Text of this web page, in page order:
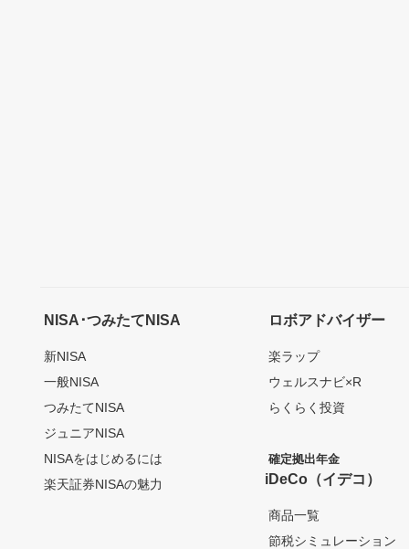
NISA･つみたてNISA
新NISA
一般NISA
つみたてNISA
ジュニアNISA
NISAをはじめるには
楽天証券NISAの魅力
ロボアドバイザー
楽ラップ
ウェルスナビ×R
らくらく投資
確定拠出年金
iDeCo（イデコ）
商品一覧
節税シミュレーション